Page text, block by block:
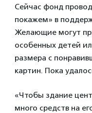
Сейчас фонд
покажем» в
Желающие могут
особенных детей
размера с
картин. Пока
«Чтобы здание
много средств на